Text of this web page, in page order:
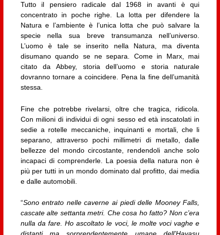
Tutto il pensiero radicale dal 1968 in avanti è qui
concentrato in poche righe. La lotta per difendere la
Natura e l’ambiente è l’unica lotta che può salvare la
specie nella sua breve transumanza nell’universo.
L’uomo è tale se inserito nella Natura, ma diventa
disumano quando se ne separa. Come in Marx, mai
citato da Abbey, storia dell’uomo e storia naturale
dovranno tornare a coincidere. Pena la fine dell’umanità
stessa.
Fine che potrebbe rivelarsi, oltre che tragica, ridicola.
Con milioni di individui di ogni sesso ed età inscatolati in
sedie a rotelle meccaniche, inquinanti e mortali, che li
separano, attraverso pochi millimetri di metallo, dalle
bellezze del mondo circostante, rendendoli anche solo
incapaci di comprenderle. La poesia della natura non è
più per tutti in un mondo dominato dal profitto, dai media
e dalle automobili.
“Sono entrato nelle caverne ai piedi delle Mooney Falls,
cascate alte settanta metri. Che cosa ho fatto? Non c’era
nulla da fare. Ho ascoltato le voci, le molte voci vaghe e